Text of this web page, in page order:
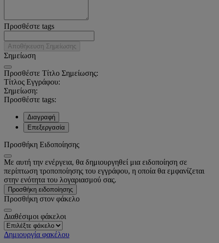
Προσθέστε tags
Αποθήκευση Σημείωσης
Σημείωση
Προσθέστε Τίτλο Σημείωσης:
Τίτλος Εγγράφου:
Σημείωση:
Προσθέστε tags:
Διαγραφή
Επεξεργασία
Προσθήκη Ειδοποίησης
Με αυτή την ενέργεια, θα δημιουργηθεί μια ειδοποίηση σε
περίπτωση τροποποίησης του εγγράφου, η οποία θα εμφανίζεται
στην ενότητα του λογαριασμού σας.
Προσθήκη ειδοποίησης
Προσθήκη στον φάκελο
Διαθέσιμοι φάκελοι
Δημιουργία φακέλου